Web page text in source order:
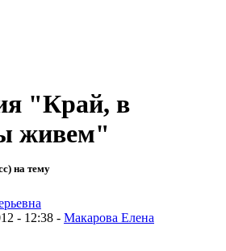
"Край, в
живем"
на тему
- 12:38 - Макарова Елена